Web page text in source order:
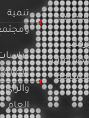
تنمية
ومجتمع
دراسات
الإعلام
والرأي
العام